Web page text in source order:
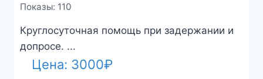
Показы: 110
Круглосуточная помощь при задержании и
допросе. ...
Цена: 3000₽